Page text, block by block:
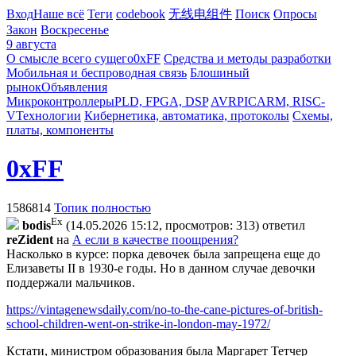
ВходНаше всё Теги codebook 无线电组件 Поиск Опросы
Закон Воскресенье
9 августа
О смысле всего сущего0xFF Средства и методы разработки
Мобильная и беспроводная связь Блошиный
рынокОбъявления
МикроконтроллерыPLD, FPGA, DSP AVRPICARM, RISC-
VТехнологии Кибернетика, автоматика, протоколы Схемы,
платы, компоненты
0xFF
1586814 Топик полностью
bodisEx (14.05.2026 15:12, просмотров: 313) ответил
reZident на А если в качестве поощрения?
Насколько в курсе: порка девочек была запрещена еще до
Елизаветы II в 1930-е годы. Но в данном случае девочки
поддержали мальчиков.
https://vintagenewsdaily.com/no-to-the-cane-pictures-of-british-
school-children-went-on-strike-in-london-may-1972/
Кстати, министром образования была Маргарет Тетчер